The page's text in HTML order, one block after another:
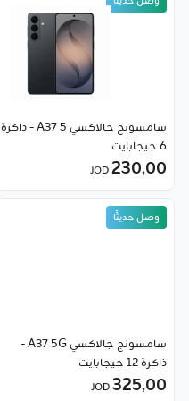
سامسونج جالاكسي A37 5 - ذاكرة
6 جيجابايت
230٫00
وصل حديثًا
سامسونج جالاكسي A37 5G -
ذاكرة 12 جيجابايت
325٫00